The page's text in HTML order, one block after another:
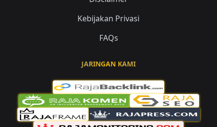
Kebijakan Privasi
FAQs
JARINGAN KAMI